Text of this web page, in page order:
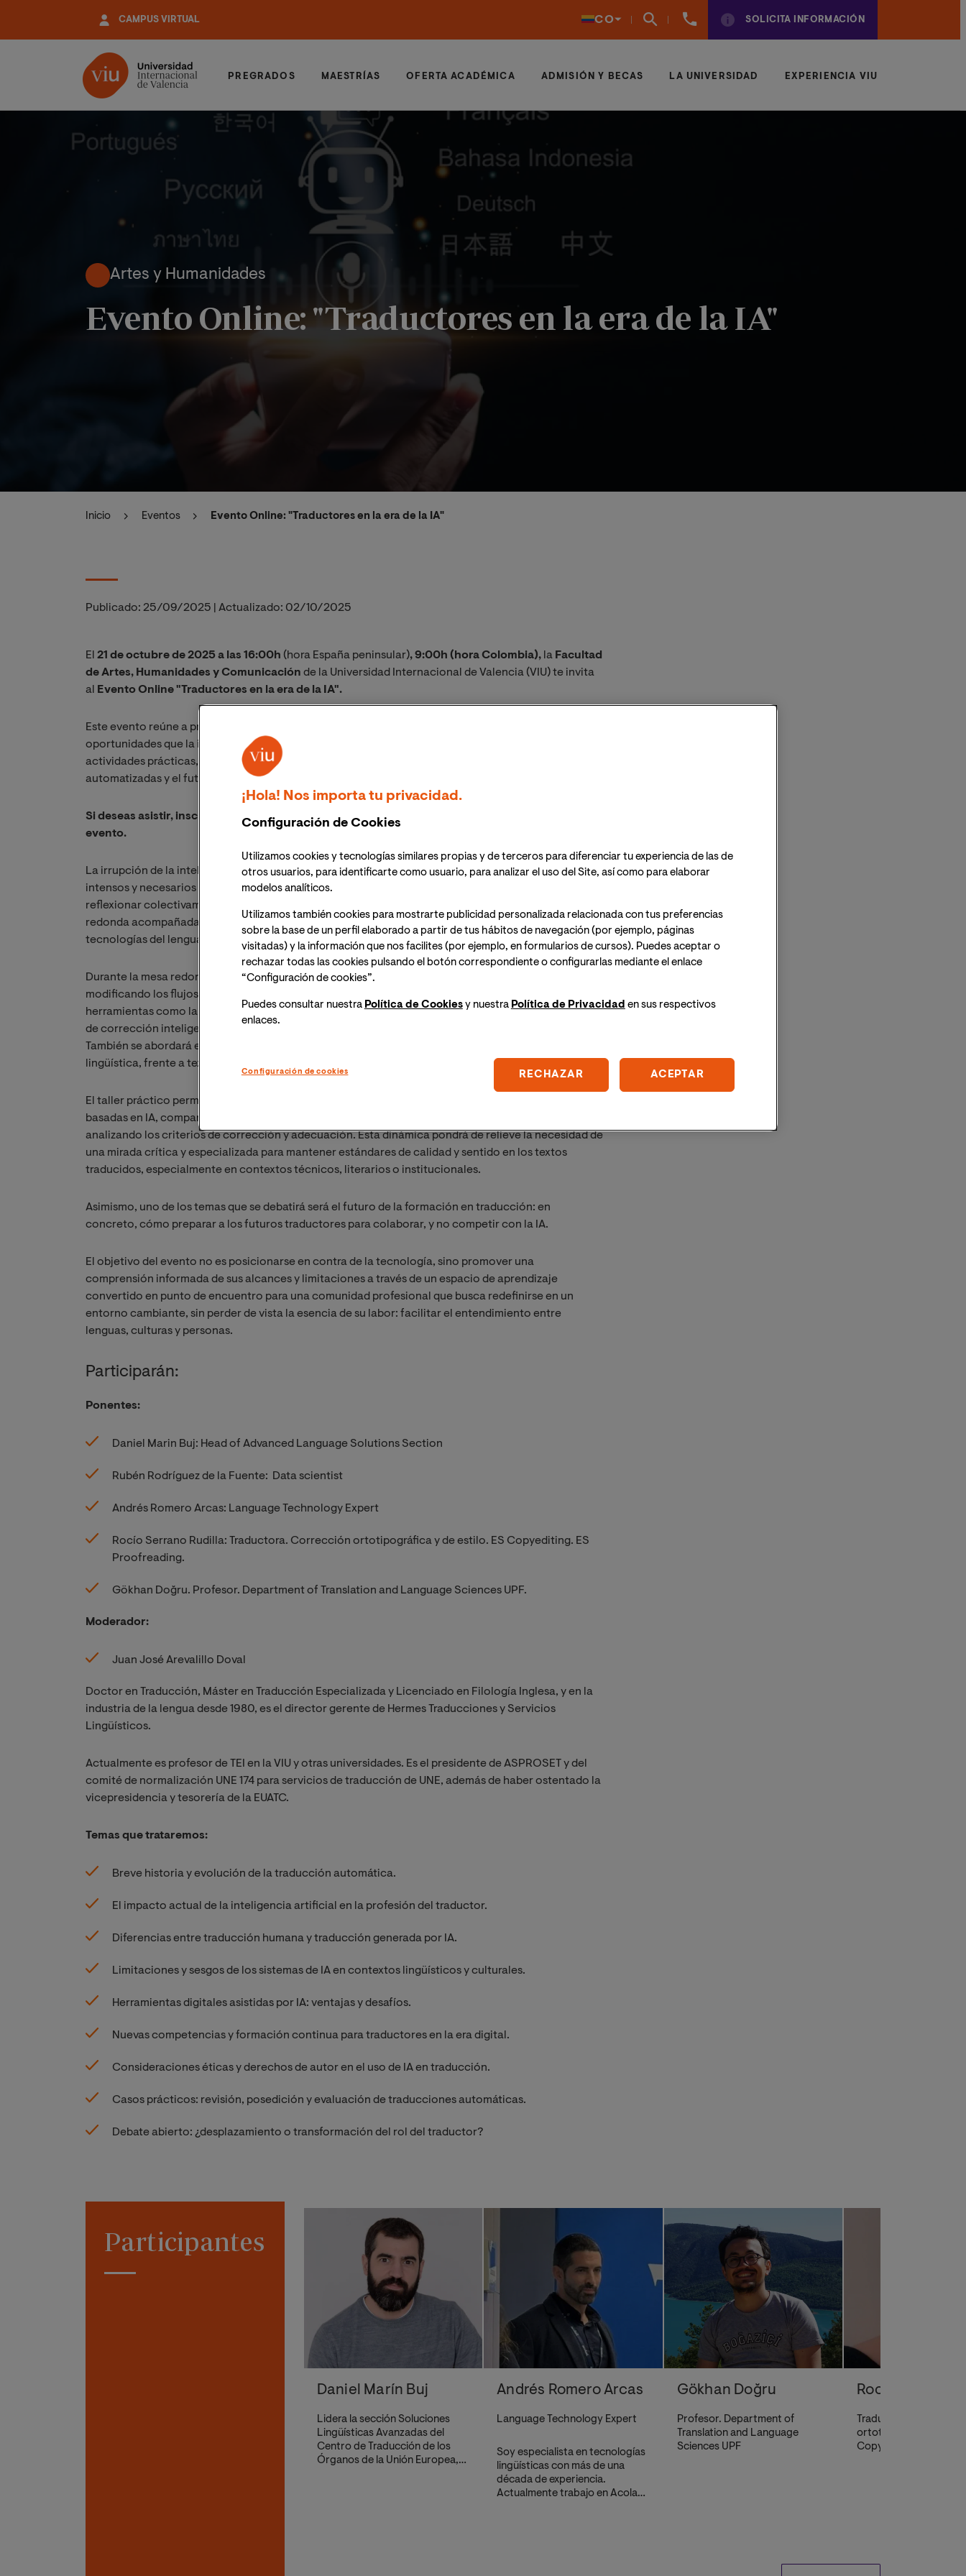
contenido
CAMPUS VIRTUAL CO
(+57)
SOLICITA INFORMACIÓN
PREGRADOS MAESTRÍAS OFERTA ACADÉMICA ADMISIÓN Y BECAS LA UNIVERSIDAD EXPERIENCIA VIU
Artes y Humanidades
Evento Online: "Traductores en la era de la IA"
Inicio Eventos Evento Online: "Traductores en la era de la IA"
Publicado: 25/09/2025 Actualizado: 02/10/2025
El 21 de octubre de 2025 a las 16:00h (hora España peninsular), 9:00h (hora Colombia), la Facultad
de Artes, Humanidades y Comunicación de la Universidad Internacional de Valencia (VIU) te invita
al Evento Online "Traductores en la era de la IA".
Este evento reúne a profesionales de la traducción para reflexionar sobre los desafíos y
oportunidades que la inteligencia artificial representa en su campo. A través de una mesa redonda y
actividades prácticas, se abordarán temas como la adaptación profesional, el uso de herramientas
automatizadas y el futuro del oficio en un entorno tecnológico en constante evolución.
Si deseas asistir, inscríbete y recibirás un enlace para acceder a la sesión el mismo día del
evento.
La irrupción de la inteligencia artificial (IA) en el ámbito de la traducción ha generado debates
intensos y necesarios sobre el futuro de una profesión en plena transformación. Con el objetivo de
reflexionar colectivamente sobre estos cambios, el próximo mes de octubre tendrá lugar una mesa
redonda acompañada de un taller práctico que reunirá a traductores, lingüistas y especialistas en
tecnologías del lenguaje.
Durante la mesa redonda, los ponentes compartieron perspectivas diversas sobre cómo la IA está
modificando los flujos de trabajo en la traducción profesional. Se discutirá el uso creciente de
herramientas como la traducción automática neuronal, los asistentes de escritura y las plataformas
de corrección inteligente, así como las implicaciones éticas y laborales de esta automatización.
También se abordará el papel del traductor como revisor, mediador cultural y experto en calidad
lingüística, frente a textos generados por máquinas.
El taller práctico permitirá a los asistentes experimentar directamente con diferentes herramientas
basadas en IA, comparando resultados de traducción automática con traducciones humanas y
analizando los criterios de corrección y adecuación. Esta dinámica pondrá de relieve la necesidad de
una mirada crítica y especializada para mantener estándares de calidad y sentido en los textos
traducidos, especialmente en contextos técnicos, literarios o institucionales.
Asimismo, uno de los temas que se debatirá será el futuro de la formación en traducción: en
concreto, cómo preparar a los futuros traductores para colaborar, y no competir con la IA.
El objetivo del evento no es posicionarse en contra de la tecnología, sino promover una
comprensión informada de sus alcances y limitaciones a través de un espacio de aprendizaje
convertido en punto de encuentro para una comunidad profesional que busca redefinirse en un
entorno cambiante, sin perder de vista la esencia de su labor: facilitar el entendimiento entre
lenguas, culturas y personas.
Participarán:
Ponentes:
Daniel Marin Buj: Head of Advanced Language Solutions Section
Rubén Rodríguez de la Fuente: Data scientist
Andrés Romero Arcas: Language Technology Expert
Rocío Serrano Rudilla: Traductora. Corrección ortotipográfica y de estilo. ES Copyediting. ES
Proofreading.
Gökhan Doğru. Profesor. Department of Translation and Language Sciences UPF.
Moderador:
Juan José Arevalillo Doval
Doctor en Traducción, Máster en Traducción Especializada y Licenciado en Filología Inglesa, y en la
industria de la lengua desde 1980, es el director gerente de Hermes Traducciones y Servicios
Lingüísticos.
Actualmente es profesor de TEI en la VIU y otras universidades. Es el presidente de ASPROSET y del
comité de normalización UNE 174 para servicios de traducción de UNE, además de haber ostentado la
vicepresidencia y tesorería de la EUATC.
Temas que trataremos:
Breve historia y evolución de la traducción automática.
El impacto actual de la inteligencia artificial en la profesión del traductor.
Diferencias entre traducción humana y traducción generada por IA.
Limitaciones y sesgos de los sistemas de IA en contextos lingüísticos y culturales.
Herramientas digitales asistidas por IA: ventajas y desafíos.
Nuevas competencias y formación continua para traductores en la era digital.
Consideraciones éticas y derechos de autor en el uso de IA en traducción.
Casos prácticos: revisión, posedición y evaluación de traducciones automáticas.
Debate abierto: ¿desplazamiento o transformación del rol del traductor?
Participantes
Daniel Marín Buj
Lidera la sección Soluciones
Lingüísticas Avanzadas del
Centro de Traducción de los
Órganos de la Unión Europea,
Andrés Romero Arcas
Language Technology Expert
Soy especialista en tecnologías
lingüísticas con más de una
década de experiencia.
Actualmente trabajo en Acolad
Gökhan Doğru
Profesor. Department of
Translation and Language
Sciences UPF
Rocío Serrano
Traductora.
ortotipográfica y de
Copyediting. ES
¡Hola! Nos importa tu privacidad.
Configuración de Cookies
Utilizamos cookies y tecnologías similares propias y de terceros para diferenciar tu experiencia de las de
otros usuarios, para identificarte como usuario, para analizar el uso del Site, así como para elaborar
modelos analíticos.
Utilizamos también cookies para mostrarte publicidad personalizada relacionada con tus preferencias
sobre la base de un perfil elaborado a partir de tus hábitos de navegación (por ejemplo, páginas
visitadas) y la información que nos facilites (por ejemplo, en formularios de cursos). Puedes aceptar o
rechazar todas las cookies pulsando el botón correspondiente o configurarlas mediante el enlace
“Configuración de cookies”.
Puedes consultar nuestra Política de Cookiesy nuestra Política de Privacidad en sus respectivos
enlaces.
Configuración de cookies RECHAZAR ACEPTAR